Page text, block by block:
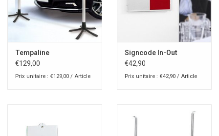
Tempaline
€129,00
Prix unitaire : €129,00 / Article
Signcode In-Out
€42,90
Prix unitaire : €42,90 / Article